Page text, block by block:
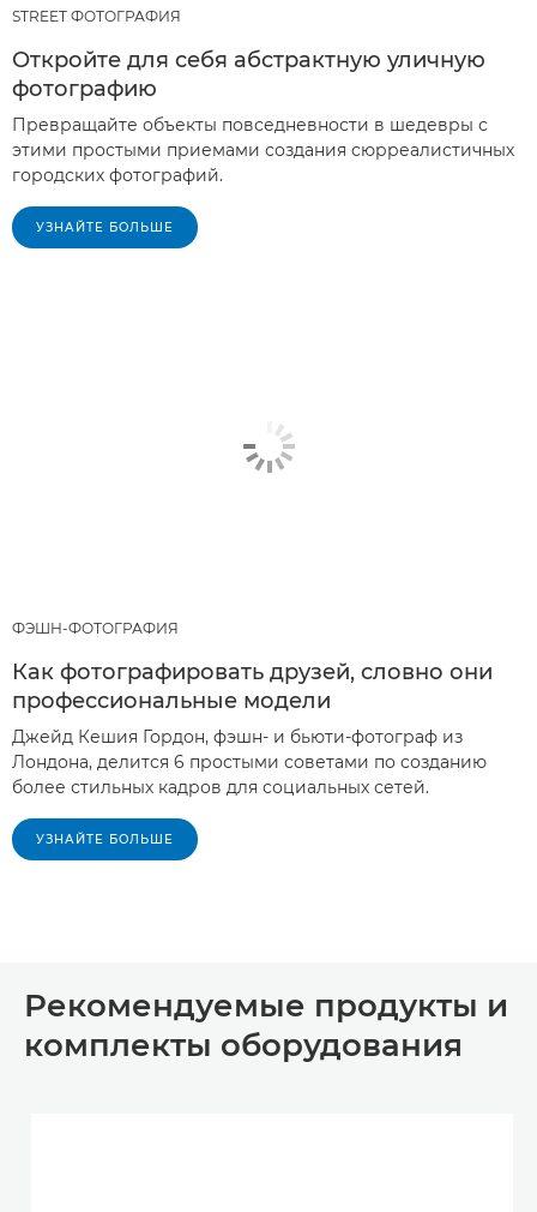
STREET ФОТОГРАФИЯ
Откройте для себя абстрактную уличную
фотографию
Превращайте объекты повседневности в шедевры с
этими простыми приемами создания сюрреалистичных
городских фотографий.
УЗНАЙТЕ БОЛЬШЕ
ФЭШН-ФОТОГРАФИЯ
Как фотографировать друзей, словно они
профессиональные модели
Джейд Кешия Гордон, фэшн- и бьюти-фотограф из
Лондона, делится 6 простыми советами по созданию
более стильных кадров для социальных сетей.
УЗНАЙТЕ БОЛЬШЕ
Рекомендуемые продукты и
комплекты оборудования